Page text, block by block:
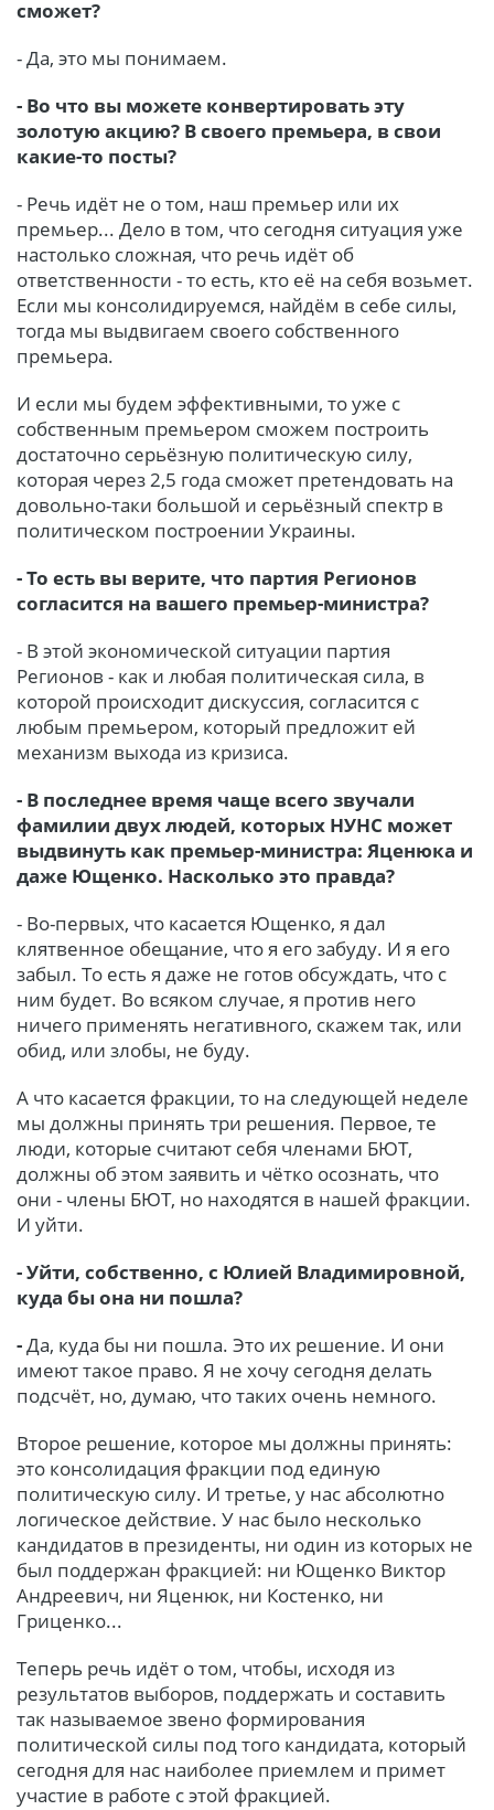
сможет?
- Да, это мы понимаем.
- Во что вы можете конвертировать эту
золотую акцию? В своего премьера, в свои
какие-то посты?
- Речь идёт не о том, наш премьер или их
премьер... Дело в том, что сегодня ситуация уже
настолько сложная, что речь идёт об
ответственности - то есть, кто её на себя возьмет.
Если мы консолидируемся, найдём в себе силы,
тогда мы выдвигаем своего собственного
премьера.
И если мы будем эффективными, то уже с
собственным премьером сможем построить
достаточно серьёзную политическую силу,
которая через 2,5 года сможет претендовать на
довольно-таки большой и серьёзный спектр в
политическом построении Украины.
- То есть вы верите, что партия Регионов
согласится на вашего премьер-министра?
- В этой экономической ситуации партия
Регионов - как и любая политическая сила, в
которой происходит дискуссия, согласится с
любым премьером, который предложит ей
механизм выхода из кризиса.
- В последнее время чаще всего звучали
фамилии двух людей, которых НУНС может
выдвинуть как премьер-министра: Яценюка и
даже Ющенко. Насколько это правда?
- Во-первых, что касается Ющенко, я дал
клятвенное обещание, что я его забуду. И я его
забыл. То есть я даже не готов обсуждать, что с
ним будет. Во всяком случае, я против него
ничего применять негативного, скажем так, или
обид, или злобы, не буду.
А что касается фракции, то на следующей неделе
мы должны принять три решения. Первое, те
люди, которые считают себя членами БЮТ,
должны об этом заявить и чётко осознать, что
они - члены БЮТ, но находятся в нашей фракции.
И уйти.
- Уйти, собственно, с Юлией Владимировной,
куда бы она ни пошла?
-Да, куда бы ни пошла. Это их решение. И они
имеют такое право. Я не хочу сегодня делать
подсчёт, но, думаю, что таких очень немного.
Второе решение, которое мы должны принять:
это консолидация фракции под единую
политическую силу. И третье, у нас абсолютно
логическое действие. У нас было несколько
кандидатов в президенты, ни один из которых не
был поддержан фракцией: ни Ющенко Виктор
Андреевич, ни Яценюк, ни Костенко, ни
Гриценко...
Теперь речь идёт о том, чтобы, исходя из
результатов выборов, поддержать и составить
так называемое звено формирования
политической силы под того кандидата, который
сегодня для нас наиболее приемлем и примет
участие в работе с этой фракцией.